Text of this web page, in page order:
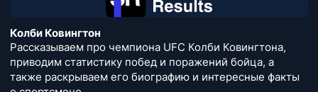
Колби Ковингтон
Рассказываем про чемпиона UFC Колби Ковингтона,
приводим статистику побед и поражений бойца, а
также раскрываем его биографию и интересные факты